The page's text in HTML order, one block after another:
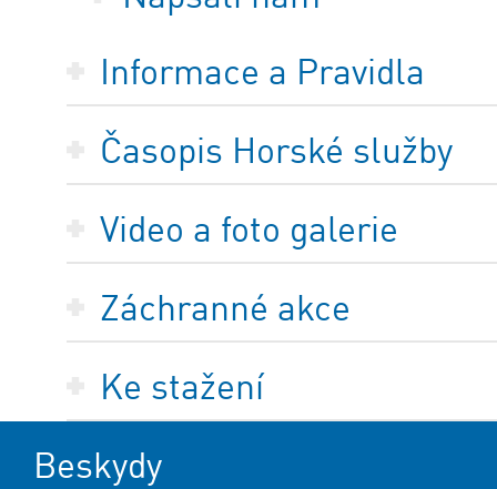
Informace a Pravidla
Časopis Horské služby
Video a foto galerie
Záchranné akce
Ke stažení
Beskydy